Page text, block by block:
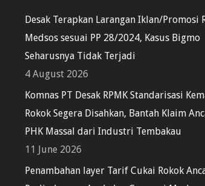
Desak Terapkan Larangan Iklan/Promosi
Medsos sesuai PP 28/2024, Kasus Bigmo
Seharusnya Tidak Terjadi
4 August 2026
Komnas PT Desak RPMK Standarisasi
Rokok Segera Disahkan, Bantah Klaim
PHK Massal dari Industri Tembakau
11 June 2026
Penambahan layer Tarif Cukai Rokok